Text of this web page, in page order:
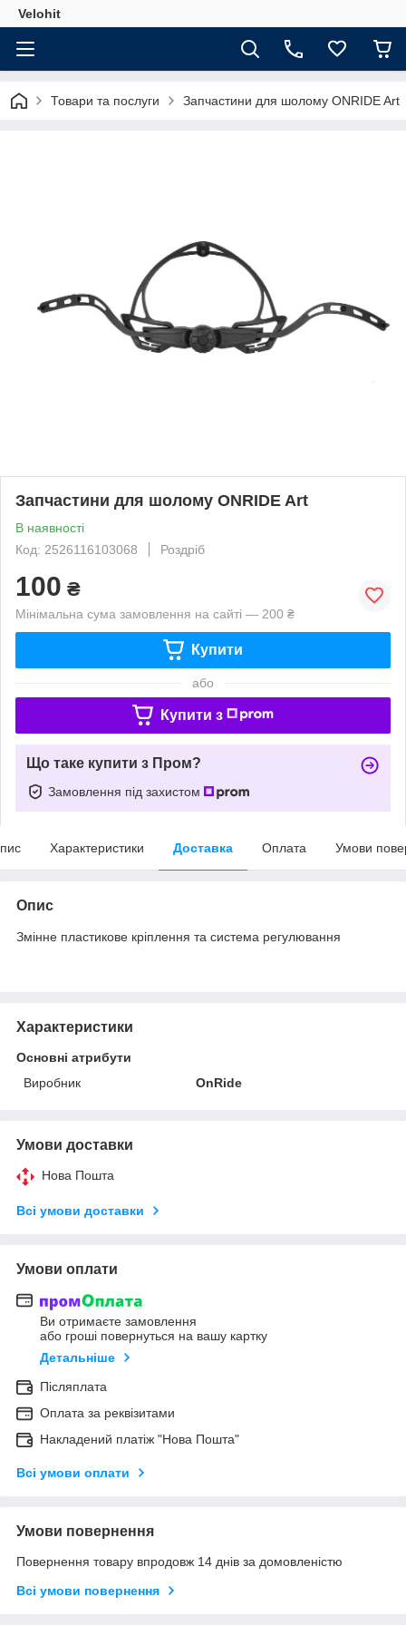
Velohit
Товари та послуги Запчастини для шолому ONRIDE Art
Запчастини для шолому ONRIDE Art
В наявності
Код: 2526116103068
Роздріб
100 ₴
Мінімальна сума замовлення на сайті — 200 ₴
Купити
або
Купити з
Що таке купити з Пром?
Замовлення під захистом
Характеристики Доставка Оплата Умови
Опис
Змінне пластикове кріплення та система регулювання
Характеристики
Основні атрибути
Виробник
OnRide
Умови доставки
Нова Пошта
Всі умови доставки
Умови оплати
Ви отримаєте замовлення
або гроші повернуться на вашу картку
Детальніше
Післяплата
Оплата за реквізитами
Накладений платіж "Нова Пошта"
Всі умови оплати
Умови повернення
Повернення товару впродовж 14 днів за домовленістю
Всі умови повернення